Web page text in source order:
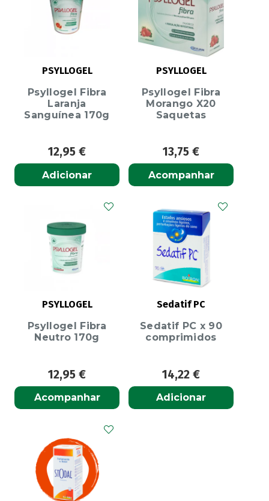
PSYLLOGEL
Psyllogel Fibra
Laranja
Sanguínea 170g
12,95 €
Adicionar
PSYLLOGEL
Psyllogel Fibra
Morango X20
Saquetas
13,75 €
Acompanhar
PSYLLOGEL
Psyllogel Fibra
Neutro 170g
12,95 €
Acompanhar
Sedatif PC
Sedatif PC x 90
comprimidos
14,22 €
Adicionar